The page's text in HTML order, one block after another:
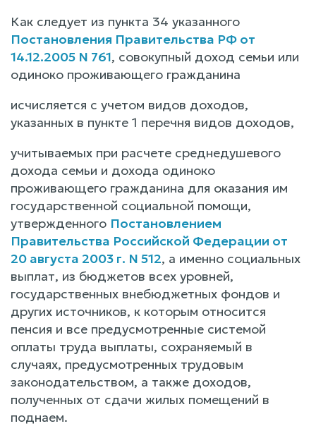
Как следует из пункта 34 указанного
Постановления Правительства РФ от
14.12.2005 N 761, совокупный доход семьи или
одиноко проживающего гражданина
исчисляется с учетом видов доходов,
указанных в пункте 1 перечня видов доходов,
учитываемых при расчете среднедушевого
дохода семьи и дохода одиноко
проживающего гражданина для оказания им
государственной социальной помощи,
утвержденного Постановлением
Правительства Российской Федерации от
20 августа 2003 г. N 512, а именно социальных
выплат, из бюджетов всех уровней,
государственных внебюджетных фондов и
других источников, к которым относится
пенсия и все предусмотренные системой
оплаты труда выплаты, сохраняемый в
случаях, предусмотренных трудовым
законодательством, а также доходов,
полученных от сдачи жилых помещений в
поднаем.